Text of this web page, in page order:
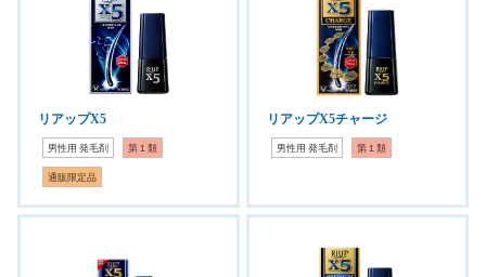
リアップX5
男性用 発毛剤 第１類
通販限定品
リアップX5チャージ
男性用 発毛剤 第１類